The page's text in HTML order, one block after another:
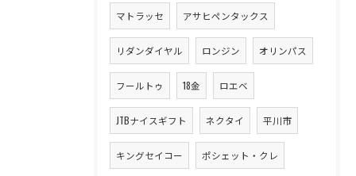
マトラッセ アサヒペンタックス
リダンダイヤル ロンジン オリンパス
フールトゥ 18金 ロエベ
JTBナイスギフト ネクタイ 平川市
キングセイコー ポシェット・クレ